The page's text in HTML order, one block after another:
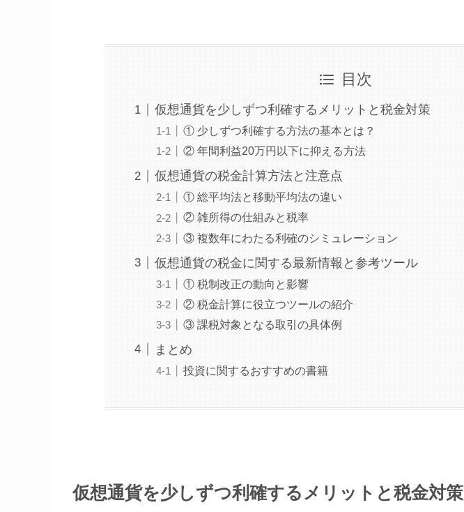
目次
仮想通貨を少しずつ利確するメリットと税金対策
① 少しずつ利確する方法の基本とは？
② 年間利益20万円以下に抑える方法
仮想通貨の税金計算方法と注意点
① 総平均法と移動平均法の違い
② 雑所得の仕組みと税率
③ 複数年にわたる利確のシミュレーション
仮想通貨の税金に関する最新情報と参考ツール
① 税制改正の動向と影響
② 税金計算に役立つツールの紹介
③ 課税対象となる取引の具体例
まとめ
投資に関するおすすめの書籍
仮想通貨を少しずつ利確するメリットと税金対策